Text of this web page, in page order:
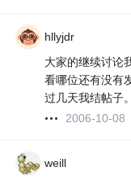
hllyjdr
大家的继续讨论
看哪位还有没有
过几天我结帖子。
2006-10-08
weill